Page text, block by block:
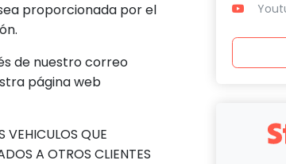
proporcionada por el
de nuestro correo
página web
VEHICULOS QUE
A OTROS CLIENTES